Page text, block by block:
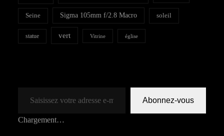
Seine Sigma 105mm f/2.8 Macro soleil
statue vert Vitrine église
Abonnez-vous
Chargement…